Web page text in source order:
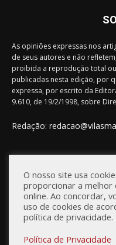
As opiniões expressas nos
de seus autores e não
proibida a reprodução total
publicadas nesta edição, por
expressa, por escrito da
9.610, de 19/2/1998, sobre
Redação:
FIQUE
O nosso site usa
proporcionar a melhor
online. Ao concordar,
uso de cookies de
política de privacidade.
Política de Privacidade